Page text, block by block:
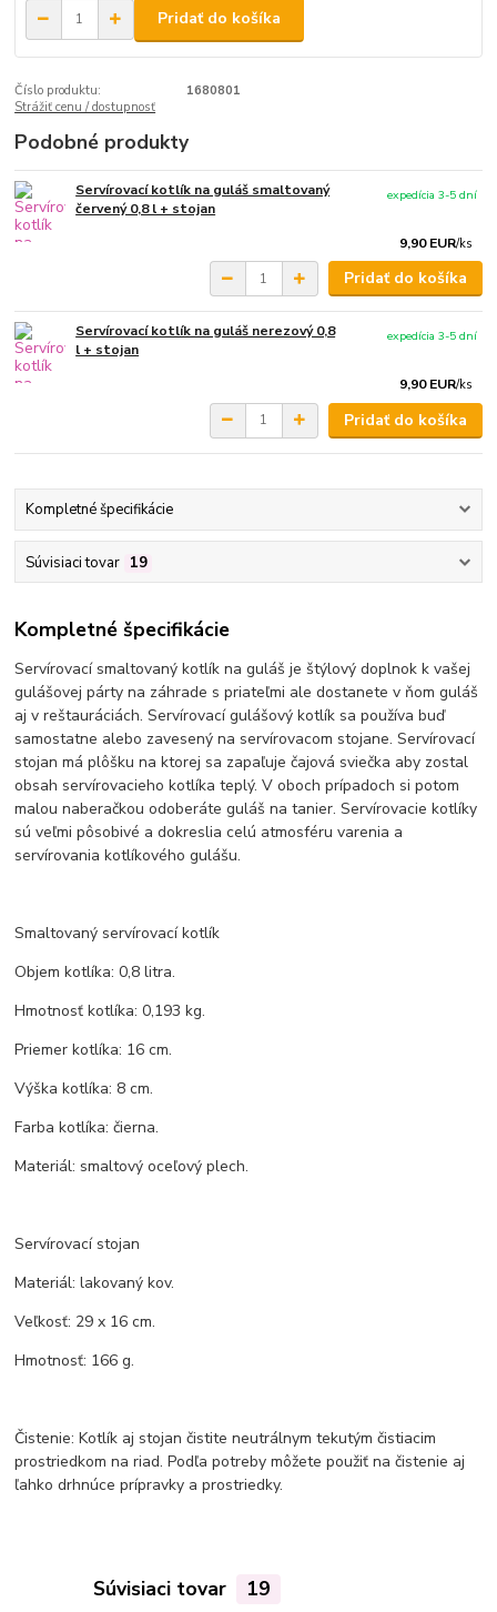
Pridať do košíka
Číslo produktu:
1680801
Strážiť cenu / dostupnosť
Podobné produkty
Servírovací kotlík na guláš smaltovaný
červený 0,8 l + stojan
9,90 EUR/ks
expedícia 3-5 dní
Pridať do košíka
Servírovací kotlík na guláš nerezový 0,8
l + stojan
9,90 EUR/ks
expedícia 3-5 dní
Pridať do košíka
Kompletné špecifikácie
Súvisiaci tovar 19
Kompletné špecifikácie
Servírovací smaltovaný kotlík na guláš je štýlový doplnok k vašej
gulášovej párty na záhrade s priateľmi ale dostanete v ňom guláš
aj v reštauráciách. Servírovací gulášový kotlík sa používa buď
samostatne alebo zavesený na servírovacom stojane. Servírovací
stojan má plôšku na ktorej sa zapaľuje čajová sviečka aby zostal
obsah servírovacieho kotlíka teplý. V oboch prípadoch si potom
malou naberačkou odoberáte guláš na tanier. Servírovacie kotlíky
sú veľmi pôsobivé a dokreslia celú atmosféru varenia a
servírovania kotlíkového gulášu.
Smaltovaný servírovací kotlík
Objem kotlíka: 0,8 litra.
Hmotnosť kotlíka: 0,193 kg.
Priemer kotlíka: 16 cm.
Výška kotlíka: 8 cm.
Farba kotlíka: čierna.
Materiál: smaltový oceľový plech.
Servírovací stojan
Materiál: lakovaný kov.
Veľkosť: 29 x 16 cm.
Hmotnosť: 166 g.
Čistenie: Kotlík aj stojan čistite neutrálnym tekutým čistiacim
prostriedkom na riad. Podľa potreby môžete použiť na čistenie aj
ľahko drhnúce prípravky a prostriedky.
Súvisiaci tovar 19